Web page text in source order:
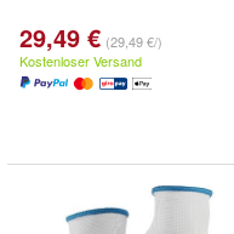
29,49 € (29,49 €/)
Kostenloser Versand